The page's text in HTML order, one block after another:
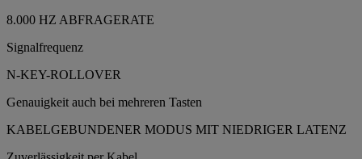
8.000 HZ ABFRAGERATE
Signalfrequenz
N-KEY-ROLLOVER
Genauigkeit auch bei mehreren Tasten
KABELGEBUNDENER MODUS MIT NIEDRIGER LATENZ